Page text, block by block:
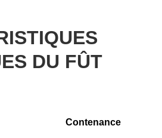
DU FÛT
Contenance